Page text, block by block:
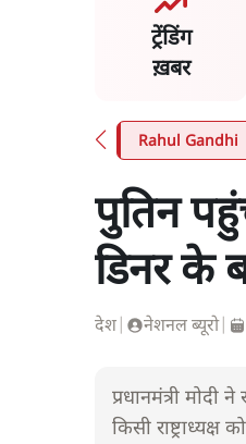
ट्रेंडिंग
ख़बर
करे सरकार': राज्यसभा
Rahul Gandhi
पुतिन
डिनर के
देश नेशनल ब्यूरो|
प्रधानमंत्री मोदी
किसी